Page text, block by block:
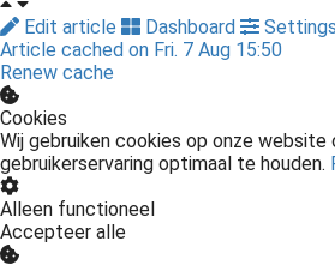
Edit article
Dashboard Settings
Article cached on Fri. 7 Aug 15:50
Renew cache
Cookies
Wij gebruiken cookies op onze website
gebruikerservaring optimaal te houden.
Alleen functioneel
Accepteer alle